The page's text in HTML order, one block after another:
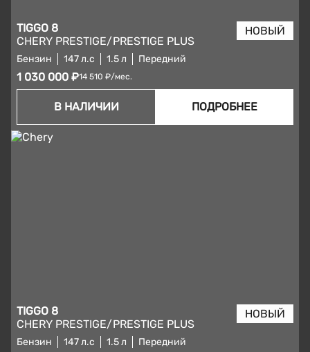
TIGGO 8
CHERY PRESTIGE/PRESTIGE PLUS
Бензин 147 л.с 1.5 л Передний
1 030 000 ₽14 510 ₽/мес.
В НАЛИЧИИ ПОДРОБНЕЕ
TIGGO 8
CHERY PRESTIGE/PRESTIGE PLUS
Бензин 147 л.с 1.5 л Передний